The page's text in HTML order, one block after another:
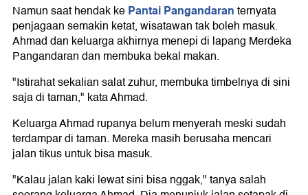
Namun saat hendak kePantai Pangandaranternyata
penjagaan semakin ketat, wisatawan tak boleh masuk.
Ahmad dan keluarga akhirnya menepi di lapang Merdeka
Pangandaran dan membuka bekal makan.
"Istirahat sekalian salat zuhur, membuka timbelnya di sini
saja di taman," kata Ahmad.
Keluarga Ahmad rupanya belum menyerah meski sudah
terdampar di taman. Mereka masih berusaha mencari
jalan tikus untuk bisa masuk.
"Kalau jalan kaki lewat sini bisa nggak," tanya salah